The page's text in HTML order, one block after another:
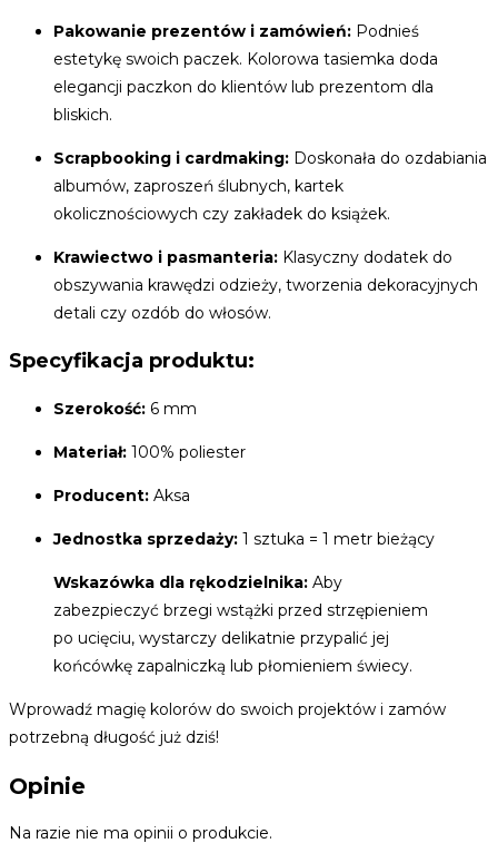
Pakowanie prezentów i zamówień: Podnieś
estetykę swoich paczek. Kolorowa tasiemka doda
elegancji paczkon do klientów lub prezentom dla
bliskich.
Scrapbooking i cardmaking: Doskonała do ozdabiania
albumów, zaproszeń ślubnych, kartek
okolicznościowych czy zakładek do książek.
Krawiectwo i pasmanteria: Klasyczny dodatek do
obszywania krawędzi odzieży, tworzenia dekoracyjnych
detali czy ozdób do włosów.
Specyfikacja produktu:
Szerokość: 6 mm
Materiał: 100% poliester
Producent: Aksa
Jednostka sprzedaży: 1 sztuka = 1 metr bieżący
Wskazówka dla rękodzielnika: Aby
zabezpieczyć brzegi wstążki przed strzępieniem
po ucięciu, wystarczy delikatnie przypalić jej
końcówkę zapalniczką lub płomieniem świecy.
Wprowadź magię kolorów do swoich projektów i zamów
potrzebną długość już dziś!
Opinie
Na razie nie ma opinii o produkcie.